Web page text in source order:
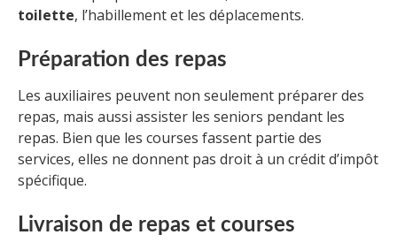
toilette, l’habillement et les déplacements.
Préparation des repas
Les auxiliaires peuvent non seulement préparer des
repas, mais aussi assister les seniors pendant les
repas. Bien que les courses fassent partie des
services, elles ne donnent pas droit à un crédit d’impôt
spécifique.
Livraison de repas et courses